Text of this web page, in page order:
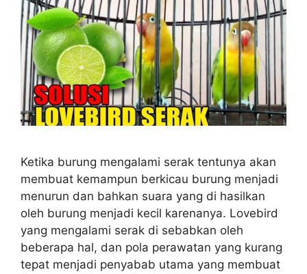
Ketika burung mengalami serak tentunya akan
membuat kemampun berkicau burung menjadi
menurun dan bahkan suara yang di hasilkan
oleh burung menjadi kecil karenanya. Lovebird
yang mengalami serak di sebabkan oleh
beberapa hal, dan pola perawatan yang kurang
tepat menjadi penyabab utama yang membuat